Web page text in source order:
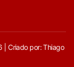
Criado por: Thiago